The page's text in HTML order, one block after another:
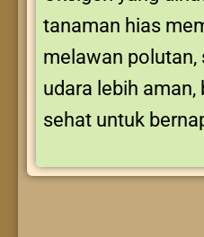
tanaman hias
melawan polutan,
udara lebih aman,
sehat untuk